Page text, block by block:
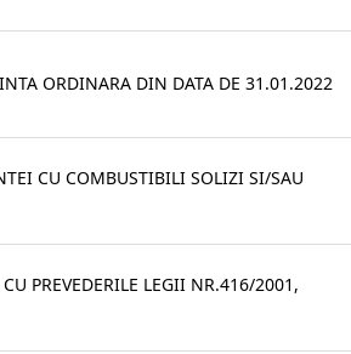
ORDINARA DIN DATA DE 31.01.2022
CU COMBUSTIBILI SOLIZI SI/SAU
PREVEDERILE LEGII NR.416/2001,